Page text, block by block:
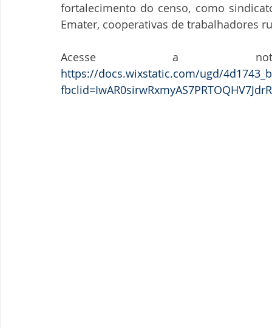
fortalecimento do censo, como
Emater, cooperativas de trabalhadores
https://docs.wixstatic.com/ugd/